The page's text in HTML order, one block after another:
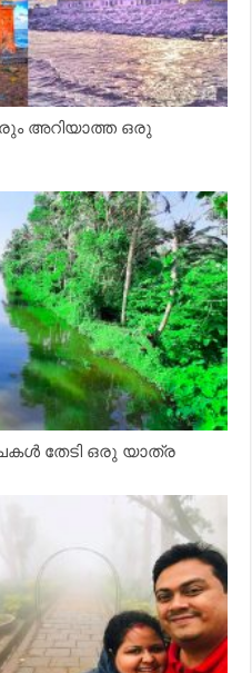
അറിയാത്ത ഒരു
തേടി ഒരു യാത്ര